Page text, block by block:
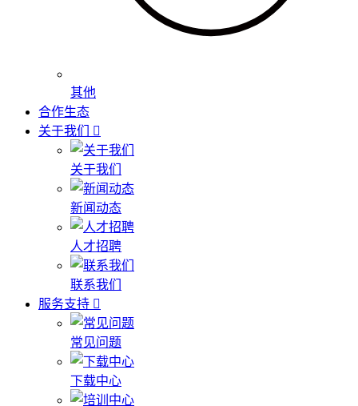
其他
合作生态
关于我们
关于我们
新闻动态
人才招聘
联系我们
服务支持
常见问题
下载中心